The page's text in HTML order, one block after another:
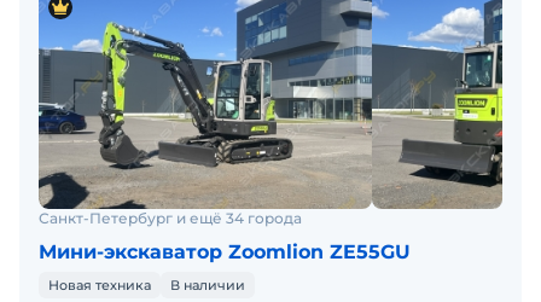
Санкт-Петербург и ещё 34 города
Мини-экскаватор Zoomlion ZE55GU
Новая техника В наличии